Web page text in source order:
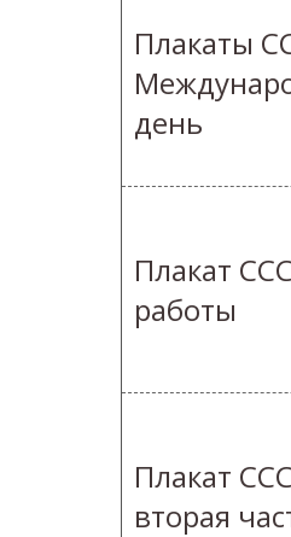
Плакаты
день
Плакат
работы
Плакат
вторая